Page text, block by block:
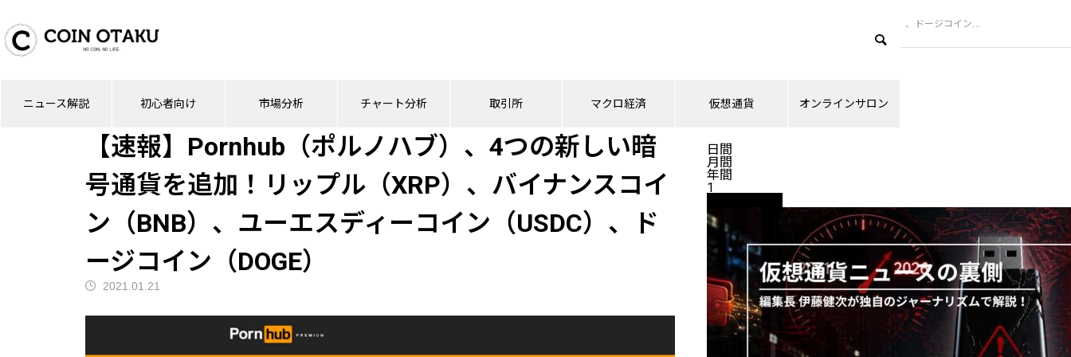
ニュース解説 初心者向け 市場分析 チャート分析 取引所 マクロ経済 仮想通貨 オンラインサロン
【速報】Pornhub（ポルノハブ）、4つの新しい暗号通貨を追加！リップル（XRP）、バイナンスコイン（BNB）、ユーエスディーコイン（USDC）、ドージコイン（DOGE）
ニュース解説
【速報】Pornhub（ポルノハブ）、4つの新しい暗
号通貨を追加！リップル（XRP）、バイナンスコイ
ン（BNB）、ユーエスディーコイン（USDC）、ド
ージコイン（DOGE）
2021.01.21
ランキング
日間
月間
年間
1